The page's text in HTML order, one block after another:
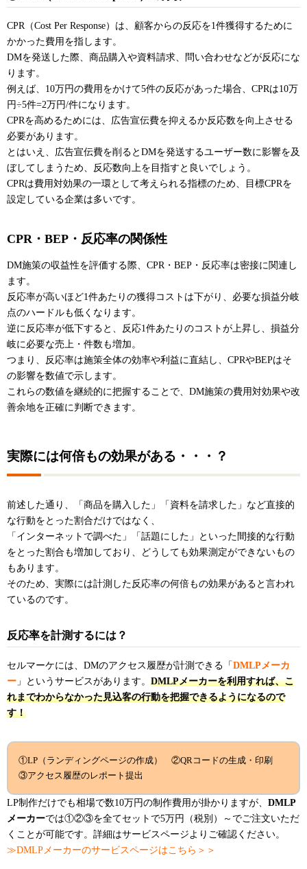
CPR（Cost Per Response）は、顧客からの反応を1件獲得するために
かかった費用を指します。
DMを発送した際、商品購入や資料請求、問い合わせなどが反応にな
ります。
例えば、10万円の費用をかけて5件の反応があった場合、CPRは10万
円÷5件=2万円/件になります。
CPRを高めるためには、広告宣伝費を抑えるか反応数を向上させる
必要があります。
とはいえ、広告宣伝費を削るとDMを発送するユーザー数に影響を及
ぼしてしまうため、反応数向上を目指すと良いでしょう。
CPRは費用対効果の一環として考えられる指標のため、目標CPRを
設定している企業は多いです。
CPR・BEP・反応率の関係性
DM施策の収益性を評価する際、CPR・BEP・反応率は密接に関連し
ます。
反応率が高いほど1件あたりの獲得コストは下がり、必要な損益分岐
点のハードルも低くなります。
逆に反応率が低下すると、反応1件あたりのコストが上昇し、損益分
岐に必要な売上・件数も増加。
つまり、反応率は施策全体の効率や利益に直結し、CPRやBEPはそ
の影響を数値で示します。
これらの数値を継続的に把握することで、DM施策の費用対効果や改
善余地を正確に判断できます。
実際には何倍もの効果がある・・・？
前述した通り、「商品を購入した」「資料を請求した」など直接的
な行動をとった割合だけではなく、
「インターネットで調べた」「話題にした」といった間接的な行動
をとった割合も増加しており、どうしても効果測定ができないもの
もあります。
そのため、実際には計測した反応率の何倍もの効果があると言われ
ているのです。
反応率を計測するには？
セルマーケには、DMのアクセス履歴が計測できる「DMLPメーカ
ー 」というサービスがあります。 DMLPメーカーを利用すれば、こ
れまでわからなかった見込客の行動を把握できるようになるので
す！
①LP（ランディングページの作成） ②QRコードの生成・印刷
③アクセス履歴のレポート提出
LP制作だけでも相場で数10万円の制作費用が掛かりますが、 DMLP
メーカーでは①②③を全てセットで5万円（税別）～でご注文いただ
くことが可能です。詳細はサービスページよりご確認ください。
≫DMLPメーカーのサービスページはこちら＞＞